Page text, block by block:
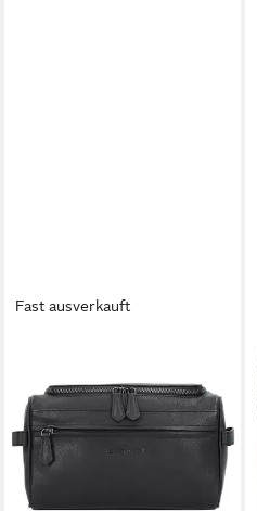
Fast ausverkauft
ab 111,12 € UVP139,95 €
-21%
lieferbar - in 2-3 Werktagen bei dir